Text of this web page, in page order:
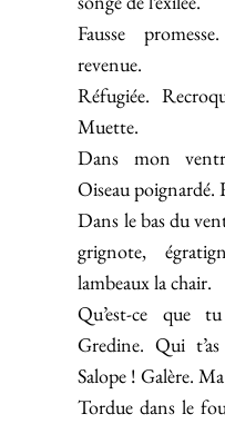
Fausse
revenue.
Réfugiée.
Muette.
Dans mon
Oiseau poignardé.
Dans le bas du
grignote,
lambeaux la chair.
Qu’est-ce que
Gredine. Qui
Salope ! Galère.
Tordue dans le